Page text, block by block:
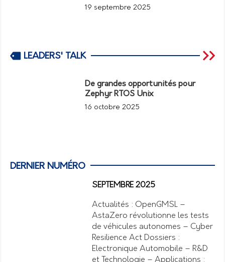
19 septembre 2025
LEADERS' TALK
De grandes opportunités pour
Zephyr RTOS Unix
16 octobre 2025
DERNIER NUMÉRO
SEPTEMBRE 2025
Actualités : OpenGMSL –
AstaZero révolutionne les tests
de véhicules autonomes – Cyber
Resilience Act Dossiers :
Electronique Automobile – R&D
et Technologie – Applications :